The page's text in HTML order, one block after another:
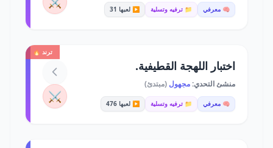
🧠 معرفي 📁 ترفيه وتسلية ▶️ لعبها 31
ترند 🔥
اختبار اللهجة القطيفية.
منشئ التحدي:مجهول (مبتدئ)
🧠 معرفي 📁 ترفيه وتسلية ▶️ لعبها 476 ⚔️